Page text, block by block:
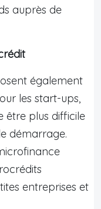
auprès de
également
les start-ups,
être plus difficile
démarrage.
entreprises et